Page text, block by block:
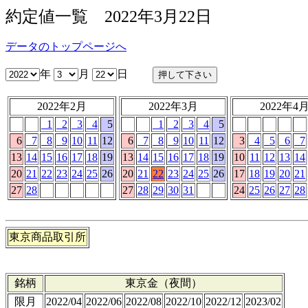
約定値一覧 2022年3月22日
データのトップページへ
年 月 日
2022年2月
1
2 3 4
5
6
7 8 9 10 11 12
13 14 15 16 17 18 19
20 21 22 23 24 25 26
27 28
2022年3月
1
2 3 4
5
6
7 8 9 10 11 12
13 14 15 16 17 18 19
20 21 22 23 24 25 26
27 28 29 30 31
2022年4月
3
4 5 6 7
10 11 12 13 14
17 18 19 20 21
24 25 26 27 28
東京商品取引所
銘柄
東京金（夜間）
限月
2022/04 2022/06 2022/08 2022/10 2022/12 2023/02